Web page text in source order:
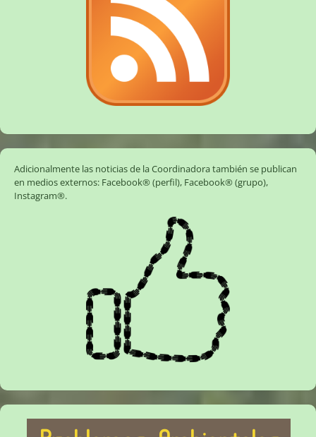
Adicionalmente las noticias de la Coordinadora también se publican
en medios externos: Facebook® (perfil), Facebook® (grupo),
Instagram®.